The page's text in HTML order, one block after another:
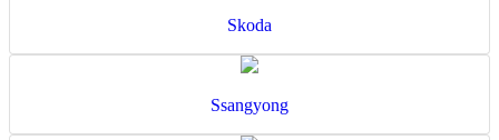
Skoda
Ssangyong